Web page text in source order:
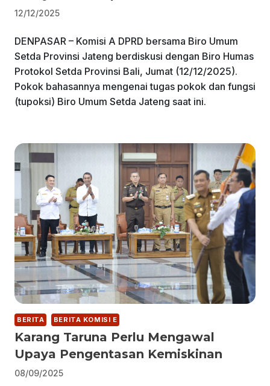
12/12/2025
DENPASAR – Komisi A DPRD bersama Biro Umum
Setda Provinsi Jateng berdiskusi dengan Biro Humas
Protokol Setda Provinsi Bali, Jumat (12/12/2025).
Pokok bahasannya mengenai tugas pokok dan fungsi
(tupoksi) Biro Umum Setda Jateng saat ini.
BERITA BERITA KOMISI E
Karang Taruna Perlu Mengawal
Upaya Pengentasan Kemiskinan
08/09/2025